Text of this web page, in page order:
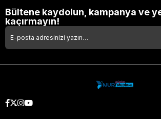
Bültene kaydolun, kampanya ve
kaçırmayın!